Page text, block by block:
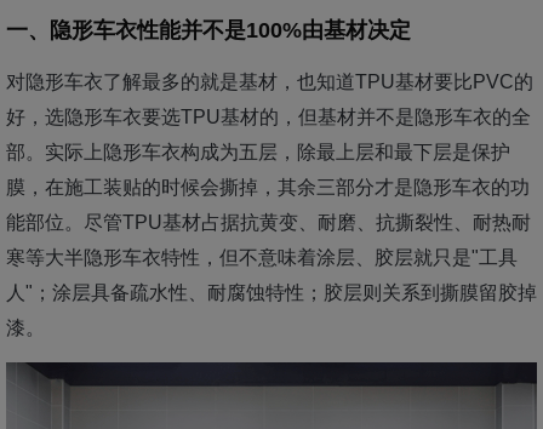
一、隐形车衣性能并不是100%由基材决定
对隐形车衣了解最多的就是基材，也知道TPU基材要比PVC的
好，选隐形车衣要选TPU基材的，但基材并不是隐形车衣的全
部。实际上隐形车衣构成为五层，除最上层和最下层是保护
膜，在施工装贴的时候会撕掉，其余三部分才是隐形车衣的功
能部位。尽管TPU基材占据抗黄变、耐磨、抗撕裂性、耐热耐
寒等大半隐形车衣特性，但不意味着涂层、胶层就只是"工具
人"；涂层具备疏水性、耐腐蚀特性；胶层则关系到撕膜留胶掉
漆。